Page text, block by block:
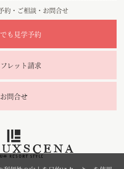
約・ご相談・お問合せ
も見学予約
レット請求
お問合せ